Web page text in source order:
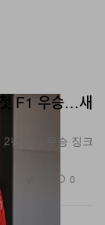
F1 우승…새
년간의 무승 징크
0